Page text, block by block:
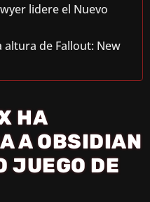
lidere el Nuevo
altura de Fallout: New
HA
A OBSIDIAN
JUEGO DE